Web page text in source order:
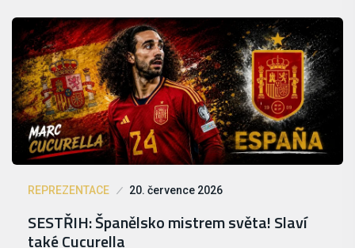
REPREZENTACE 20. července 2026
SESTŘIH: Španělsko mistrem světa! Slaví
také Cucurella